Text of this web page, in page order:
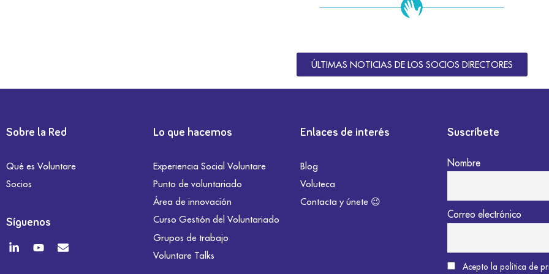
ÚLTIMAS NOTICIAS DE LOS SOCIOS DIRECTORES
Sobre la Red
Qué es Voluntare
Socios
Síguenos
Lo que hacemos
Experiencia Social Voluntare
Punto de voluntariado
Área de innovación
Curso Gestión del Voluntariado
Grupos de trabajo
Voluntare Talks
Enlaces de interés
Blog
Voluteca
Contacta y únete 😉
Suscríbete
Nombre
Correo electrónico
Acepto la política de